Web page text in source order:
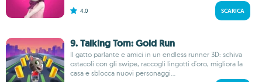
4.0 SCARICA
9. Talking Tom: Gold Run
Il gatto parlante e amici in un endless runner 3D: schiva
ostacoli con gli swipe, raccogli lingotti d'oro, migliora la
casa e sblocca nuovi personaggi...